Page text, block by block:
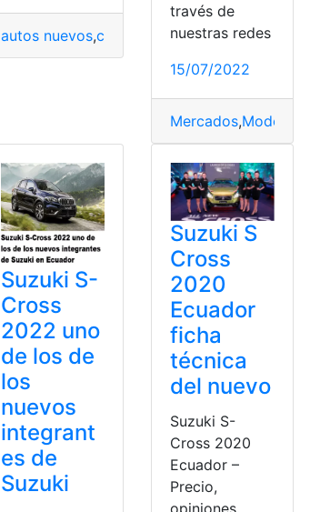
autos nuevos,características,Ecuador,motor
través de
nuestras redes
15/07/2022
Mercados,Modelo
Suzuki S-
Cross
2022 uno
de los de
los
nuevos
integrant
es de
Suzuki
Suzuki S
Cross
2020
Ecuador
ficha
técnica
del nuevo
Suzuki S-
Cross 2020
Ecuador –
Precio,
opiniones.